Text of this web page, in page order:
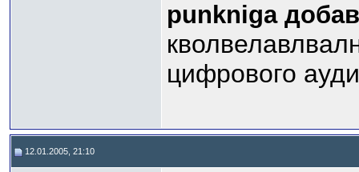
punkniga
цифрового
12.01.2005, 21:10